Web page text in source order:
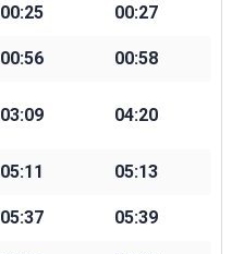
00:25 00:27
00:56 00:58
03:09 04:20
05:11 05:13
05:37 05:39